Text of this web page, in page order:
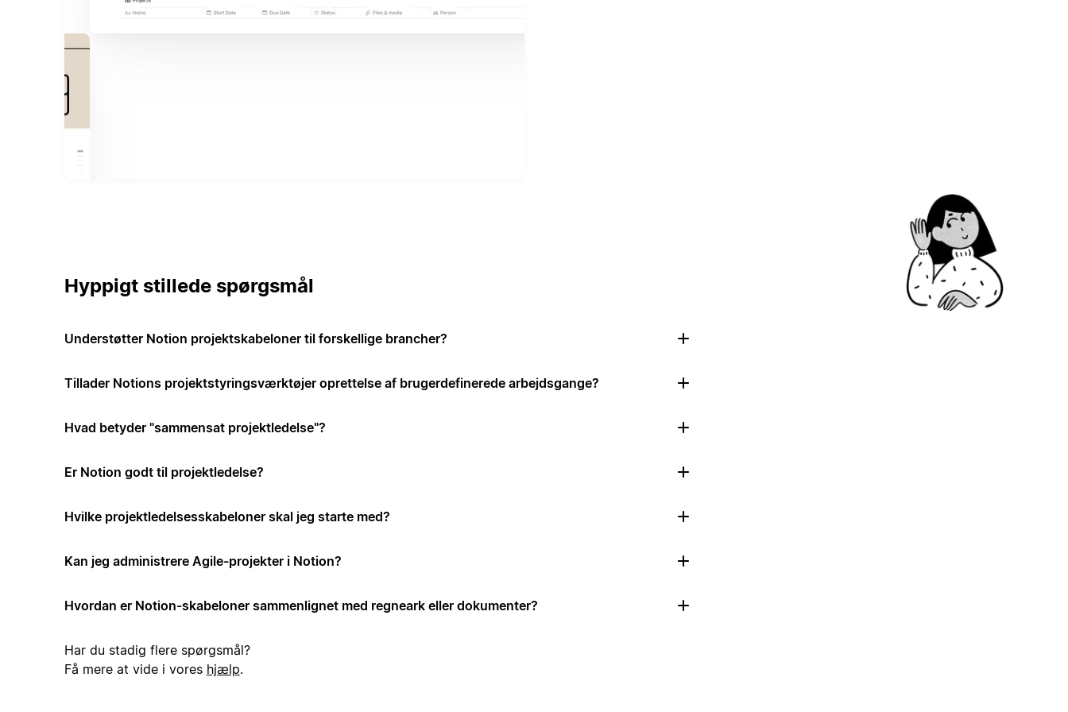
Hyppigt stillede spørgsmål
Understøtter Notion projektskabeloner til forskellige brancher?
Tillader Notions projektstyringsværktøjer oprettelse af brugerdefinerede arbejdsgange?
Hvad betyder "sammensat projektledelse"?
Er Notion godt til projektledelse?
Hvilke projektledelsesskabeloner skal jeg starte med?
Kan jeg administrere Agile-projekter i Notion?
Hvordan er Notion-skabeloner sammenlignet med regneark eller dokumenter?
Har du stadig flere spørgsmål?
Få mere at vide i vores hjælp.